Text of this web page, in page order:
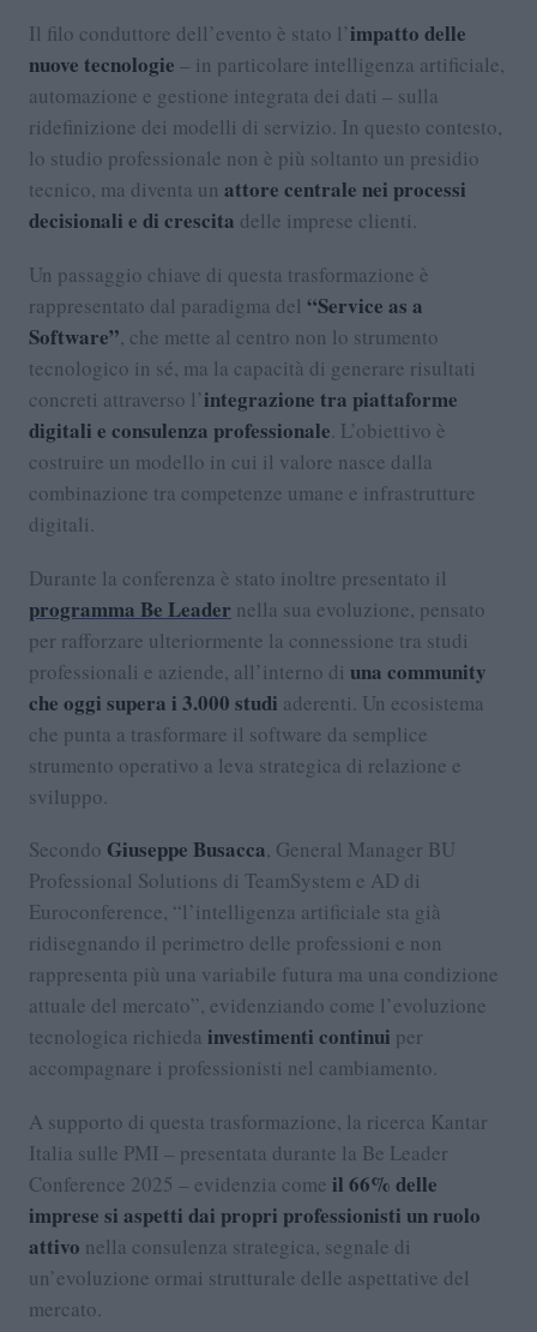
Il filo conduttore dell’evento è stato l’impatto delle
nuove tecnologie – in particolare intelligenza artificiale,
automazione e gestione integrata dei dati – sulla
ridefinizione dei modelli di servizio. In questo contesto,
lo studio professionale non è più soltanto un presidio
tecnico, ma diventa un attore centrale nei processi
decisionali e di crescita delle imprese clienti.
Un passaggio chiave di questa trasformazione è
rappresentato dal paradigma del “Service as a
Software”, che mette al centro non lo strumento
tecnologico in sé, ma la capacità di generare risultati
concreti attraverso l’integrazione tra piattaforme
digitali e consulenza professionale. L’obiettivo è
costruire un modello in cui il valore nasce dalla
combinazione tra competenze umane e infrastrutture
digitali.
Durante la conferenza è stato inoltre presentato il
programma Be Leader nella sua evoluzione, pensato
per rafforzare ulteriormente la connessione tra studi
professionali e aziende, all’interno di una community
che oggi supera i 3.000 studi aderenti. Un ecosistema
che punta a trasformare il software da semplice
strumento operativo a leva strategica di relazione e
sviluppo.
Secondo Giuseppe Busacca, General Manager BU
Professional Solutions di TeamSystem e AD di
Euroconference, “l’intelligenza artificiale sta già
ridisegnando il perimetro delle professioni e non
rappresenta più una variabile futura ma una condizione
attuale del mercato”, evidenziando come l’evoluzione
tecnologica richieda investimenti continui per
accompagnare i professionisti nel cambiamento.
A supporto di questa trasformazione, la ricerca Kantar
Italia sulle PMI – presentata durante la Be Leader
Conference 2025 – evidenzia come il 66% delle
imprese si aspetti dai propri professionisti un ruolo
attivo nella consulenza strategica, segnale di
un’evoluzione ormai strutturale delle aspettative del
mercato.